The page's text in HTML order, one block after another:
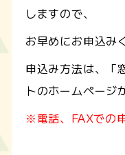
しますので、
お早めにお申込み
申込み方法は、「
トのホームページ
※電話、FAXでの